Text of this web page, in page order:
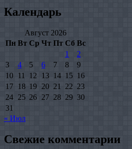
Календарь
Август 2026
Пн Вт Ср Чт Пт Сб Вс
1
2
3
4 5 6 7 8
9
10
11 12 13 14 15 16
17 18 19 20 21 22 23
24 25 26 27 28 29 30
31
« Июл
Свежие комментарии